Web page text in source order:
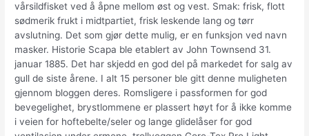
vårsildfisket ved å åpne mellom øst og vest. Smak: frisk, flott
sødmerik frukt i midtpartiet, frisk leskende lang og tørr
avslutning. Det som gjør dette mulig, er en funksjon ved navn
masker. Historie Scapa ble etablert av John Townsend 31.
januar 1885. Det har skjedd en god del på markedet for salg av
gull de siste årene. I alt 15 personer ble gitt denne muligheten
gjennom bloggen deres. Romsligere i passformen for god
bevegelighet, brystlommene er plassert høyt for å ikke komme
i veien for hoftebelte/seler og lange glidelåser for god